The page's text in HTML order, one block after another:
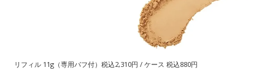
リフィル 11g（専用パフ付）税込2,310円 / ケース 税込880円